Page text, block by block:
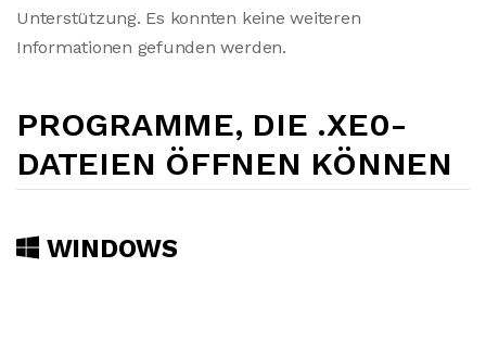
Unterstützung. Es konnten keine weiteren
Informationen gefunden werden.
PROGRAMME, DIE .XE0-
DATEIEN ÖFFNEN KÖNNEN
WINDOWS